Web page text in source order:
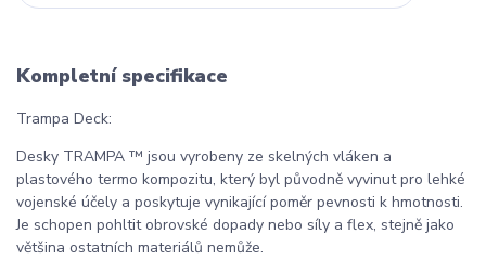
Kompletní specifikace
Trampa Deck:
Desky TRAMPA ™ jsou vyrobeny ze skelných vláken a
plastového termo kompozitu, který byl původně vyvinut pro lehké
vojenské účely a poskytuje vynikající poměr pevnosti k hmotnosti.
Je schopen pohltit obrovské dopady nebo síly a flex, stejně jako
většina ostatních materiálů nemůže.